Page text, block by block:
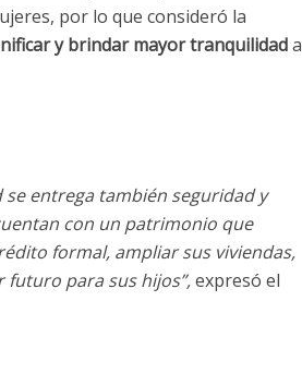
por lo que consideró la
y brindar mayor tranquilidada
entrega también seguridad y
con un patrimonio que
formal, ampliar sus viviendas,
para sus hijos”,expresó el